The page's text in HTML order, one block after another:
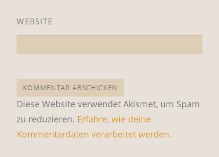
WEBSITE
Diese Website verwendet Akismet, um Spam
zu reduzieren. Erfahre, wie deine
Kommentardaten verarbeitet werden.